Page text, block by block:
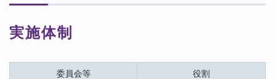
実施体制
委員会等 役割